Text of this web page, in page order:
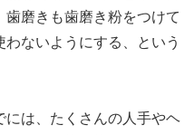
磨きも歯磨き粉をつけて
ないようにする、という
には、たくさんの人手やヘ